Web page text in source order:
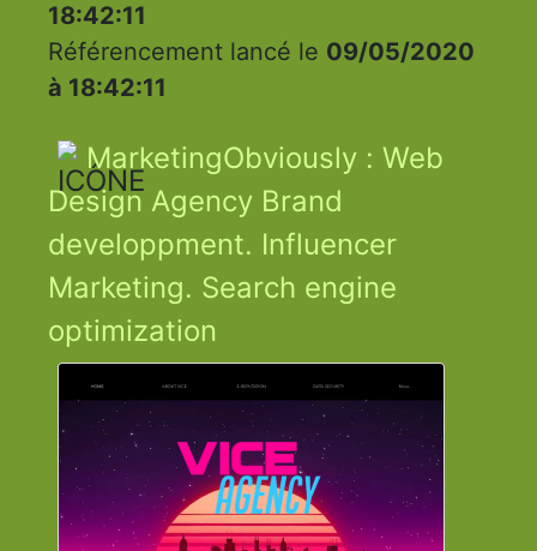
18:42:11
Référencement lancé le 09/05/2020
à 18:42:11
MarketingObviously : Web
Design Agency Brand
developpment. Influencer
Marketing. Search engine
optimization